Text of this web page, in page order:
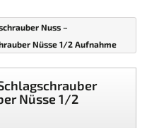
Nuss –
Nüsse 1/2 Aufnahme
Nüsse 1/2